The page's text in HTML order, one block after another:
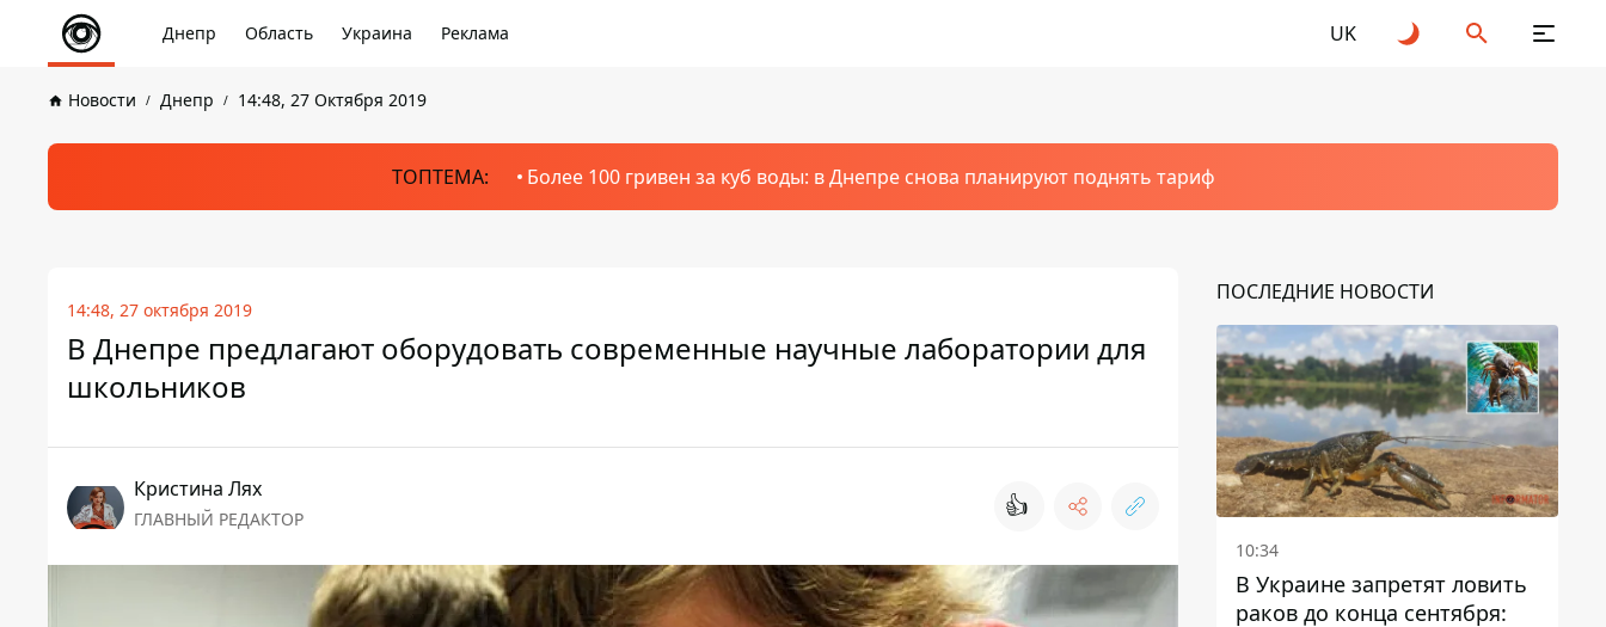
Днепр Область Украина Реклама UK
Новости Днепр 14:48, 27 Октября 2019
ТОПТЕМА: Более 100 гривен за куб воды: в Днепре снова планируют поднять тариф
14:48, 27 октября 2019
В Днепре предлагают оборудовать современные научные лаборатории для
школьников
Кристина Лях
ГЛАВНЫЙ РЕДАКТОР 👍
ПОСЛЕДНИЕ НОВОСТИ
10:34
В Украине запретят ловить
раков до конца сентября: